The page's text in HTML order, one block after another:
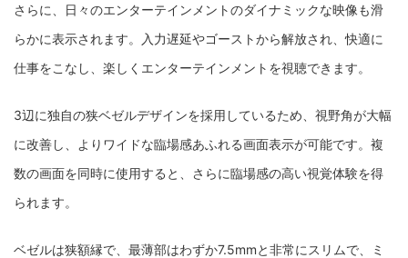
さらに、日々のエンターテインメントのダイナミックな映像も滑
らかに表示されます。入力遅延やゴーストから解放され、快適に
仕事をこなし、楽しくエンターテインメントを視聴できます。
3辺に独自の狭ベゼルデザインを採用しているため、視野角が大幅
に改善し、よりワイドな臨場感あふれる画面表示が可能です。複
数の画面を同時に使用すると、さらに臨場感の高い視覚体験を得
られます。
ベゼルは狭額縁で、最薄部はわずか7.5mmと非常にスリムで、ミ